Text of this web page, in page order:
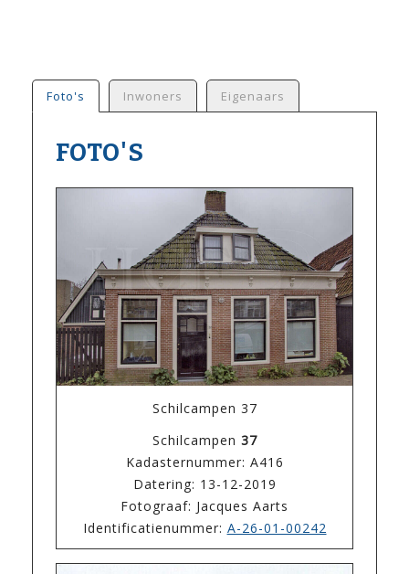
Foto's Inwoners Eigenaars
FOTO'S
Schilcampen 37
Schilcampen 37
Kadasternummer: A416
Datering: 13-12-2019
Fotograaf: Jacques Aarts
Identificatienummer: A-26-01-00242